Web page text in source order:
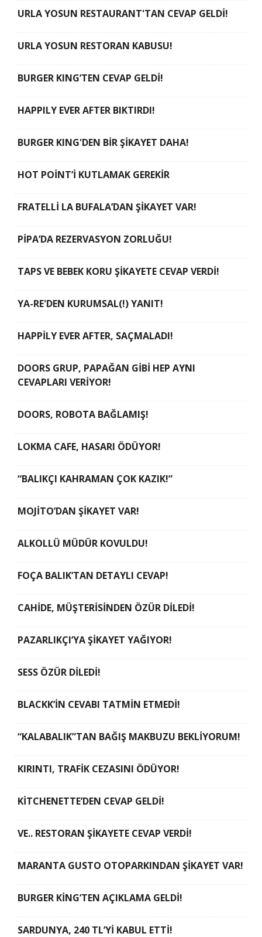
URLA YOSUN RESTAURANT'TAN CEVAP GELDİ!
URLA YOSUN RESTORAN KABUSU!
BURGER KING’TEN CEVAP GELDİ!
HAPPILY EVER AFTER BIKTIRDI!
BURGER KING'DEN BİR ŞİKAYET DAHA!
HOT POİNT’İ KUTLAMAK GEREKİR
FRATELLİ LA BUFALA’DAN ŞİKAYET VAR!
PİPA’DA REZERVASYON ZORLUĞU!
TAPS VE BEBEK KORU ŞİKAYETE CEVAP VERDİ!
YA-RE'DEN KURUMSAL(!) YANIT!
HAPPİLY EVER AFTER, SAÇMALADI!
DOORS GRUP, PAPAĞAN GİBİ HEP AYNI
CEVAPLARI VERİYOR!
DOORS, ROBOTA BAĞLAMIŞ!
LOKMA CAFE, HASARI ÖDÜYOR!
“BALIKÇI KAHRAMAN ÇOK KAZIK!”
MOJİTO’DAN ŞİKAYET VAR!
ALKOLLÜ MÜDÜR KOVULDU!
FOÇA BALIK’TAN DETAYLI CEVAP!
CAHİDE, MÜŞTERİSİNDEN ÖZÜR DİLEDİ!
PAZARLIKÇI’YA ŞİKAYET YAĞIYOR!
SESS ÖZÜR DİLEDİ!
BLACKK’İN CEVABI TATMİN ETMEDİ!
“KALABALIK”TAN BAĞIŞ MAKBUZU BEKLİYORUM!
KIRINTI, TRAFİK CEZASINI ÖDÜYOR!
KİTCHENETTE’DEN CEVAP GELDİ!
VE.. RESTORAN ŞİKAYETE CEVAP VERDİ!
MARANTA GUSTO OTOPARKINDAN ŞİKAYET VAR!
BURGER KİNG’TEN AÇIKLAMA GELDİ!
SARDUNYA, 240 TL’Yİ KABUL ETTİ!